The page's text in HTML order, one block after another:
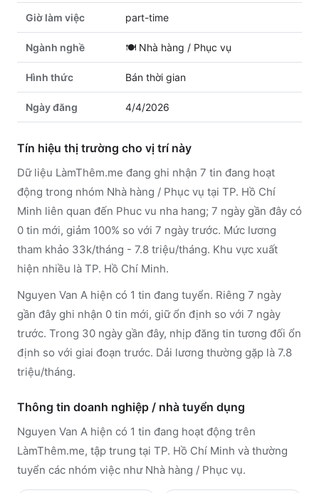
Giờ làm việc part-time
Ngành nghề 🍽️ Nhà hàng / Phục vụ
Hình thức Bán thời gian
Ngày đăng 4/4/2026
Tín hiệu thị trường cho vị trí này
Dữ liệu LàmThêm.me đang ghi nhận 7 tin đang hoạt
động trong nhóm Nhà hàng / Phục vụ tại TP. Hồ Chí
Minh liên quan đến Phuc vu nha hang; 7 ngày gần đây có
0 tin mới, giảm 100% so với 7 ngày trước. Mức lương
tham khảo 33k/tháng - 7.8 triệu/tháng. Khu vực xuất
hiện nhiều là TP. Hồ Chí Minh.
Nguyen Van A hiện có 1 tin đang tuyển. Riêng 7 ngày
gần đây ghi nhận 0 tin mới, giữ ổn định so với 7 ngày
trước. Trong 30 ngày gần đây, nhịp đăng tin tương đối ổn
định so với giai đoạn trước. Dải lương thường gặp là 7.8
triệu/tháng.
Thông tin doanh nghiệp / nhà tuyển dụng
Nguyen Van A hiện có 1 tin đang hoạt động trên
LàmThêm.me, tập trung tại TP. Hồ Chí Minh và thường
tuyển các nhóm việc như Nhà hàng / Phục vụ.